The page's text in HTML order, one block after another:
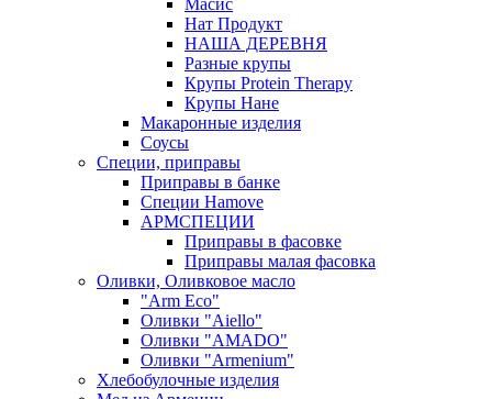
Масис
Нат Продукт
НАША ДЕРЕВНЯ
Разные крупы
Крупы Protein Therapy
Крупы Нане
Макаронные изделия
Соусы
Специи, приправы
Приправы в банке
Специи Hamove
АРМСПЕЦИИ
Приправы в фасовке
Приправы малая фасовка
Оливки, Оливковое масло
"Arm Eco"
Оливки "Aiello"
Оливки "AMADO"
Оливки "Armenium"
Хлебобулочные изделия